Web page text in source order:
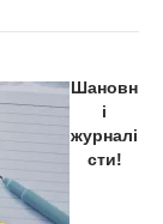
Шановн
і
журналі
сти!